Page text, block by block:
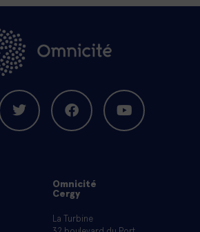
Omnicité
Cergy
La Turbine